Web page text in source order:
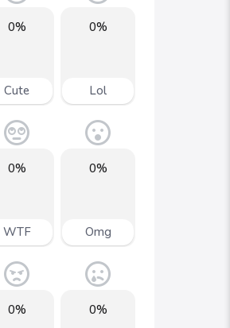
0%
Lol
0%
Cute
0%
Omg
0%
WTF
0%
0%